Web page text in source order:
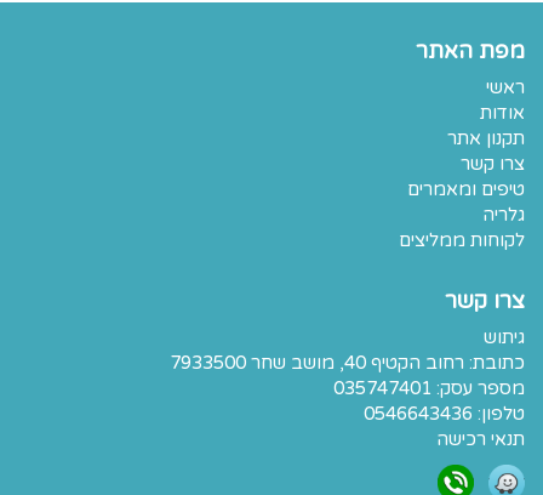
מפת האתר
ראשי
אודות
תקנון אתר
צרו קשר
טיפים ומאמרים
גלריה
לקוחות ממליצים
צרו קשר
גיתוש
כתובת: רחוב הקטיף 40, מושב שחר 7933500
מספר עסק: 035747401
טלפון: 0546643436
תנאי רכישה